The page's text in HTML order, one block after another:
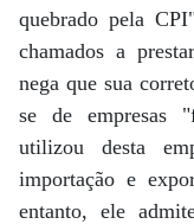
quebrado pela
chamados a
nega que sua
se de empresas
utilizou desta
importação e
entanto, ele